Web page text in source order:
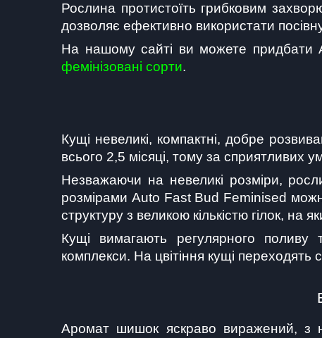
Рослина протистоїть грибковим
дозволяє ефективно використати
На нашому сайті ви можете придбати
фемінізовані сорти.
Кущі невеликі, компактні, добре
всього 2,5 місяці, тому за сприятливих
Незважаючи на невеликі розміри,
розмірами Auto Fast Bud Feminised
структуру з великою кількістю гілок,
Кущі вимагають регулярного поливу
комплекси. На цвітіння кущі переходять
Аромат шишок яскраво виражений, з